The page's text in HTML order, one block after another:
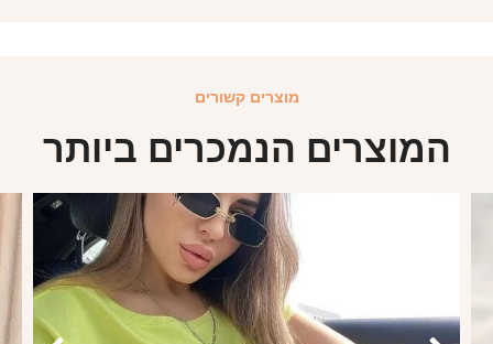
מוצרים קשורים
המוצרים הנמכרים ביותר